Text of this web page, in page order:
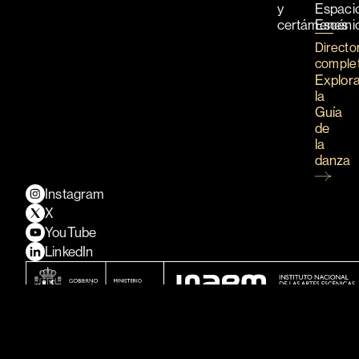
y
certámenes
la
Guía
de
la
danza
Instagram
X
YouTube
LinkedIn